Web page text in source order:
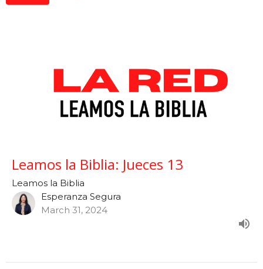
Leamos la Biblia: Jueces 13
Leamos la Biblia
Esperanza Segura
March 31, 2024